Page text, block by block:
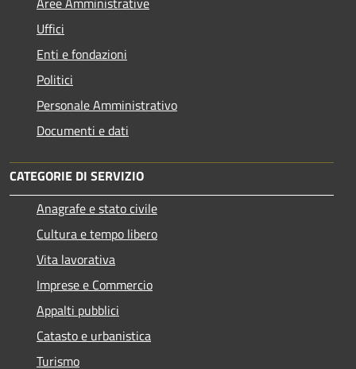
Uffici
Enti e fondazioni
Politici
Personale Amministrativo
Documenti e dati
CATEGORIE DI SERVIZIO
Anagrafe e stato civile
Cultura e tempo libero
Vita lavorativa
Imprese e Commercio
Appalti pubblici
Catasto e urbanistica
Turismo